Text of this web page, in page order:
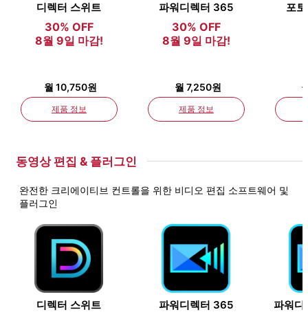
디렉터 스위트
30% OFF
8월 9일 마감!
월 10,750원
제품 정보
파워디렉터 365
30% OFF
8월 9일 마감!
월 7,250원
제품 정보
포
동영상 편집 & 플러그인
완전한 크리에이티브 컨트롤을 위한 비디오 편집 소프트웨어 및
플러그인
디렉터 스위트 파워디렉터 365 파워